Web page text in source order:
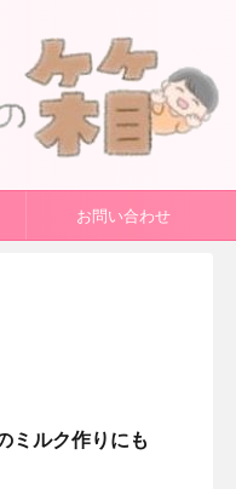
お問い合わせ
ミルク作りにも